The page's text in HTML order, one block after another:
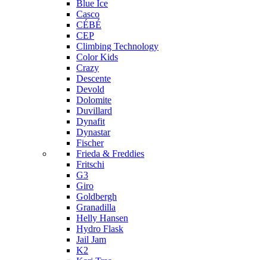
Blue Ice
Casco
CÉBÉ
CEP
Climbing Technology
Color Kids
Crazy
Descente
Devold
Dolomite
Duvillard
Dynafit
Dynastar
Fischer
Frieda & Freddies
Fritschi
G3
Giro
Goldbergh
Granadilla
Helly Hansen
Hydro Flask
Jail Jam
K2